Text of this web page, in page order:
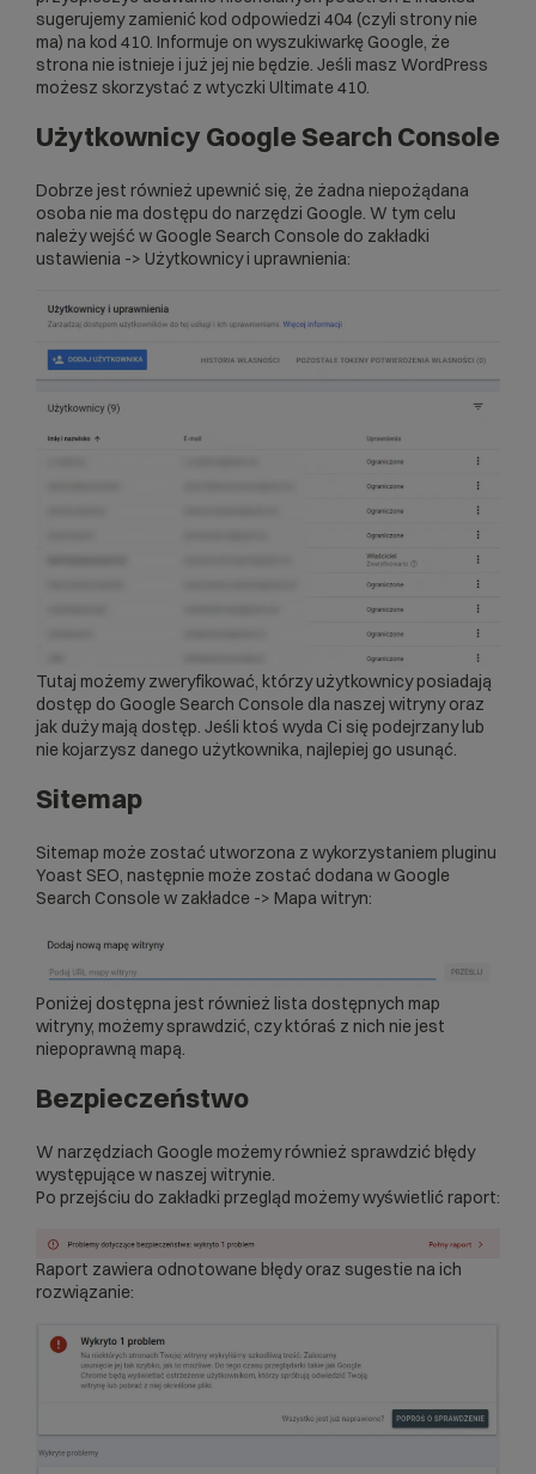
sugerujemy zamienić kod odpowiedzi 404 (czyli strony nie
ma) na kod 410. Informuje on wyszukiwarkę Google, że
strona nie istnieje i już jej nie będzie. Jeśli masz WordPress
możesz skorzystać z wtyczki Ultimate 410.
Użytkownicy Google Search Console
Dobrze jest również upewnić się, że żadna niepożądana
osoba nie ma dostępu do narzędzi Google. W tym celu
należy wejść w Google Search Console do zakładki
ustawienia -> Użytkownicy i uprawnienia:
Tutaj możemy zweryfikować, którzy użytkownicy posiadają
dostęp do Google Search Console dla naszej witryny oraz
jak duży mają dostęp. Jeśli ktoś wyda Ci się podejrzany lub
nie kojarzysz danego użytkownika, najlepiej go usunąć.
Sitemap
Sitemap może zostać utworzona z wykorzystaniem pluginu
Yoast SEO , następnie może zostać dodana w Google
Search Console w zakładce -> Mapa witryn:
Poniżej dostępna jest również lista dostępnych map
witryny, możemy sprawdzić, czy któraś z nich nie jest
niepoprawną mapą.
Bezpieczeństwo
W narzędziach Google możemy również sprawdzić błędy
występujące w naszej witrynie.
Po przejściu do zakładki przegląd możemy wyświetlić raport:
Raport zawiera odnotowane błędy oraz sugestie na ich
rozwiązanie: